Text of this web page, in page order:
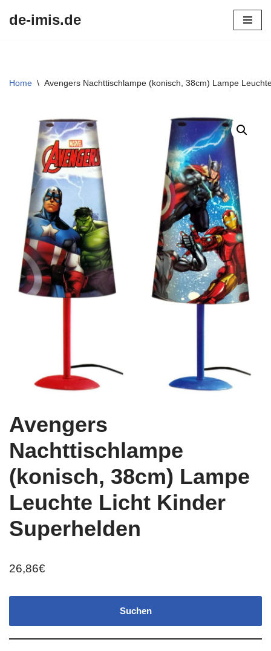
de-imis.de
Home \ Avengers Nachttischlampe (konisch, 38cm) Lampe
Avengers
Nachttischlampe
(konisch, 38cm) Lampe
Leuchte Licht Kinder
Superhelden
26,86€
Suchen